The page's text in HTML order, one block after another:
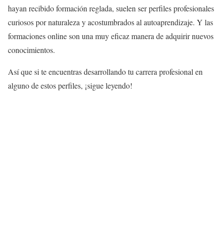
hayan recibido formación reglada, suelen ser perfiles profesionales
curiosos por naturaleza y acostumbrados al autoaprendizaje. Y las
formaciones online son una muy eficaz manera de adquirir nuevos
conocimientos.
Así que si te encuentras desarrollando tu carrera profesional en
alguno de estos perfiles, ¡sigue leyendo!